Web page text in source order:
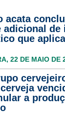
acata
adicional de
que
22 DE MAIO DE
a